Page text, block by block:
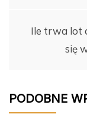
o
Ile trwa lot
się
PODOBNE